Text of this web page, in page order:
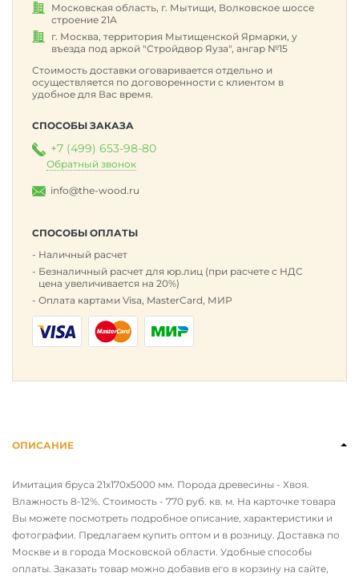
Московская область, г. Мытищи, Волковское шоссе
строение 21А
г. Москва, территория Мытищенской Ярмарки, у
въезда под аркой "Стройдвор Яуза", ангар №15
Стоимость доставки оговаривается отдельно и
осуществляется по договоренности с клиентом в
удобное для Вас время.
СПОСОБЫ ЗАКАЗА
+7 (499) 653-98-80
Обратный звонок
info@the-wood.ru
СПОСОБЫ ОПЛАТЫ
Наличный расчет
Безналичный расчет для юр.лиц (при расчете с НДС
цена увеличивается на 20%)
Оплата картами Visa, MasterCard, МИР
ОПИСАНИЕ
Имитация бруса 21х170х5000 мм. Порода древесины - Хвоя.
Влажность 8-12%. Стоимость - 770 руб. кв. м. На карточке товара
Вы можете посмотреть подробное описание, характеристики и
фотографии. Предлагаем купить оптом и в розницу. Доставка по
Москве и в города Московской области. Удобные способы
оплаты. Заказать товар можно добавив его в корзину на сайте,